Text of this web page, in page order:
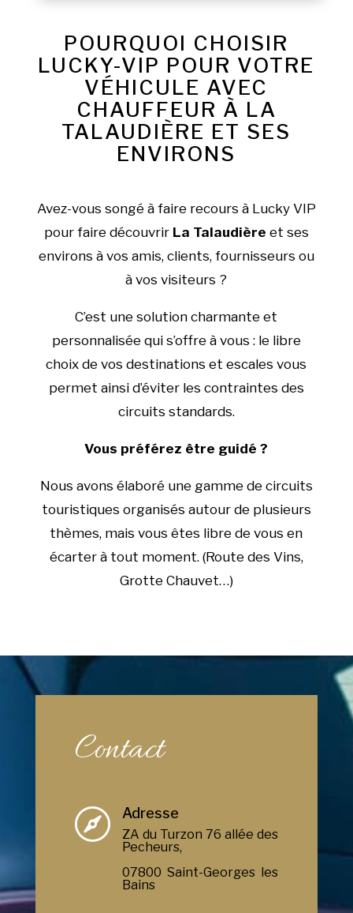
POURQUOI CHOISIR
LUCKY-VIP POUR VOTRE
VÉHICULE AVEC
CHAUFFEUR À LA
TALAUDIÈRE ET SES
ENVIRONS
Avez-vous songé à faire recours à Lucky VIP
pour faire découvrir La Talaudière et ses
environs à vos amis, clients, fournisseurs ou
à vos visiteurs ?
C’est une solution charmante et
personnalisée qui s’offre à vous : le libre
choix de vos destinations et escales vous
permet ainsi d’éviter les contraintes des
circuits standards.
Vous préférez être guidé ?
Nous avons élaboré une gamme de circuits
touristiques organisés autour de plusieurs
thèmes, mais vous êtes libre de vous en
écarter à tout moment. (Route des Vins,
Grotte Chauvet…)
Contact
 Adresse
ZA du Turzon 76 allée des
Pecheurs,
07800 Saint-Georges les
Bains